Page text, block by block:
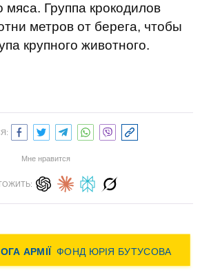
мяса. Группа крокодилов
метров от берега, чтобы
крупного животного.
Мне нравится